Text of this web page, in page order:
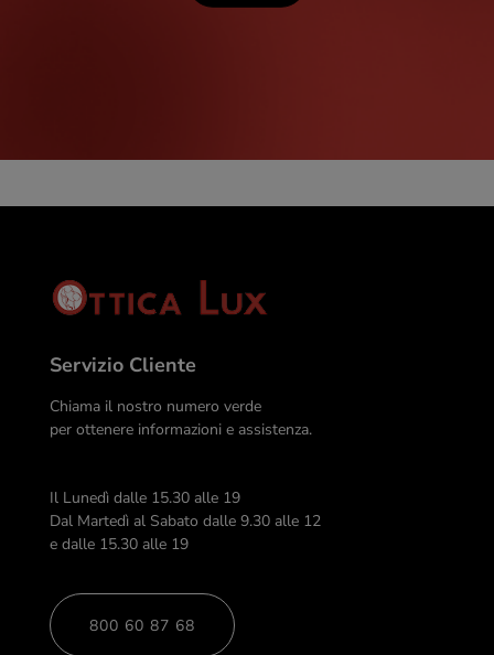
Servizio Cliente
Chiama il nostro numero verde
per ottenere informazioni e assistenza.
Il Lunedì dalle 15.30 alle 19
Dal Martedì al Sabato dalle 9.30 alle 12
e dalle 15.30 alle 19
800 60 87 68